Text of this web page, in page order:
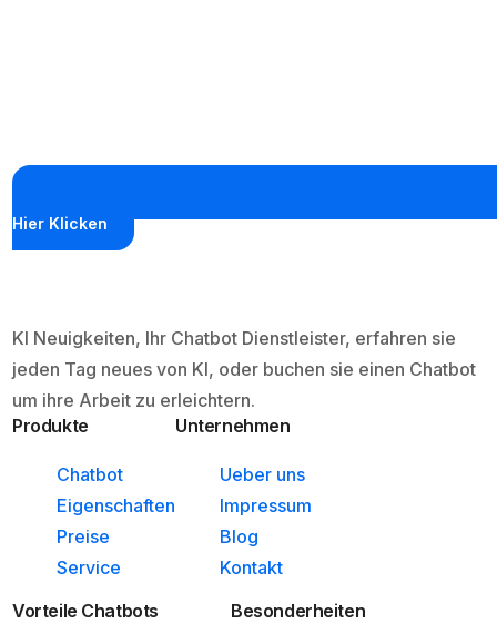
Hier Klicken
KI Neuigkeiten, Ihr Chatbot Dienstleister, erfahren sie
jeden Tag neues von KI, oder buchen sie einen Chatbot
um ihre Arbeit zu erleichtern.
Produkte
Chatbot
Eigenschaften
Preise
Service
Unternehmen
Ueber uns
Impressum
Blog
Kontakt
Vorteile Chatbots
Besonderheiten